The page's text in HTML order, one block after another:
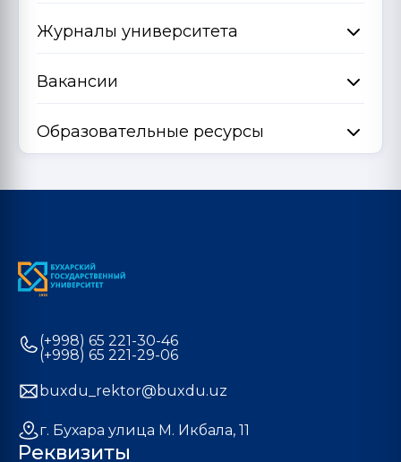
Журналы университета
Вакансии
Образовательные ресурсы
(+998) 65 221-30-46
(+998) 65 221-29-06
buxdu_rektor@buxdu.uz
г. Бухара улица М. Икбала, 11
Реквизиты